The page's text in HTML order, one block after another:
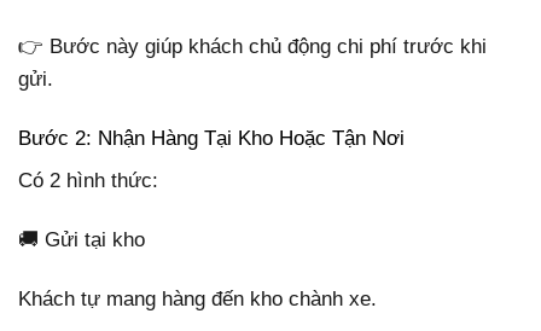
👉 Bước này giúp khách chủ động chi phí trước khi
gửi.
Bước 2: Nhận Hàng Tại Kho Hoặc Tận Nơi
Có 2 hình thức:
🚚 Gửi tại kho
Khách tự mang hàng đến kho chành xe.